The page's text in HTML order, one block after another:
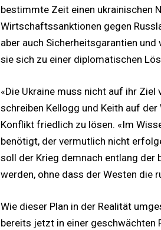
bestimmte Zeit einen ukrainischen
Wirtschaftssanktionen gegen
aber auch Sicherheitsgarantien
sie sich zu einer diplomatischen
«Die Ukraine muss nicht auf ihr
schreiben Kellogg und Keith auf
Konflikt friedlich zu lösen. «Im
benötigt, der vermutlich nicht
soll der Krieg demnach entlang
werden, ohne dass der Westen die
Wie dieser Plan in der Realität
bereits jetzt in einer geschwächten